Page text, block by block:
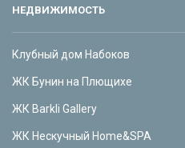
НЕДВИЖИМОСТЬ
Клубный дом Набоков
ЖК Бунин на Плющихе
ЖК Barkli Gallery
ЖК Нескучный Home&SPA